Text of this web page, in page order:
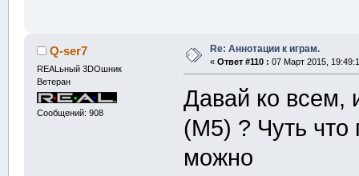
Q-ser7
REALьный 3DOшник
Ветеран
Сообщений: 908
Re: Аннотации к играм.
« Ответ #110 : 07 Март 2015,
Давай ко всем,
(M5) ? Чуть
можно